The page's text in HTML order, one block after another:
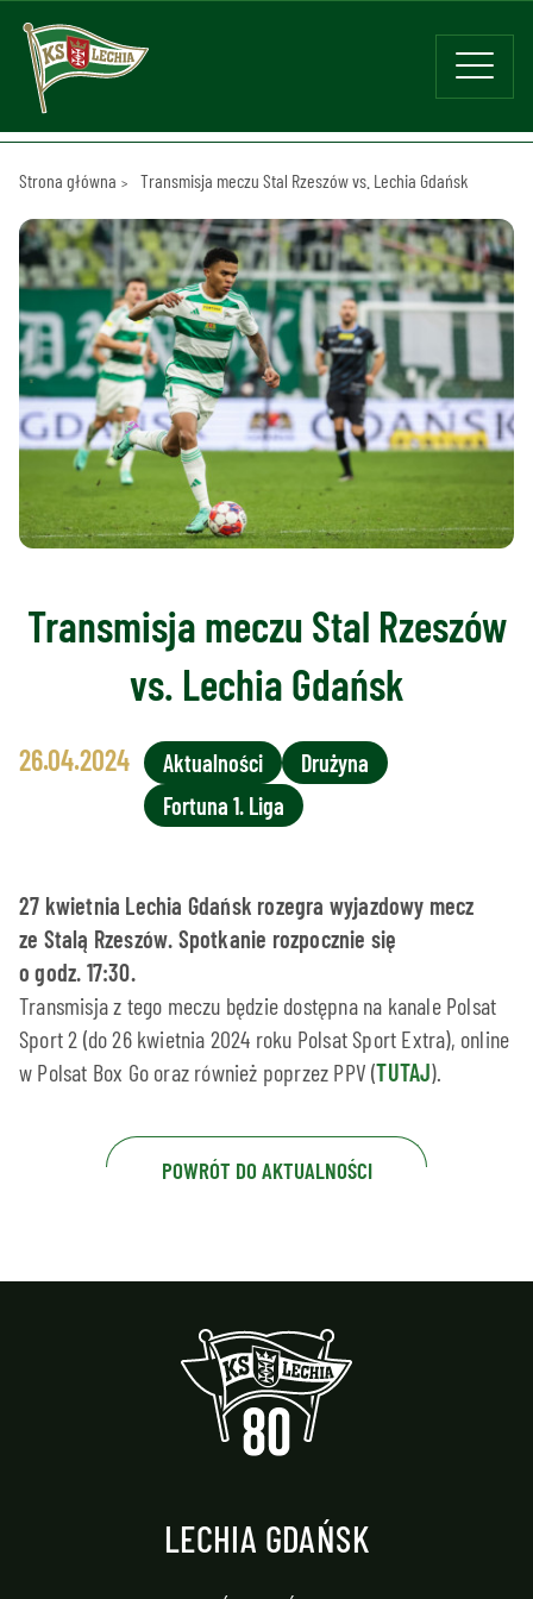
Strona główna Transmisja meczu Stal Rzeszów vs. Lechia Gdańsk
Transmisja meczu Stal Rzeszów
vs. Lechia Gdańsk
26.04.2024 Aktualności
Drużyna
Fortuna 1. Liga
27 kwietnia Lechia Gdańsk rozegra wyjazdowy mecz
ze Stalą Rzeszów. Spotkanie rozpocznie się
o godz. 17:30.
Transmisja z tego meczu będzie dostępna na kanale Polsat
Sport 2 (do 26 kwietnia 2024 roku Polsat Sport Extra), online
w Polsat Box Go oraz również poprzez PPV (TUTAJ).
POWRÓT DO AKTUALNOŚCI
LECHIA GDAŃSK